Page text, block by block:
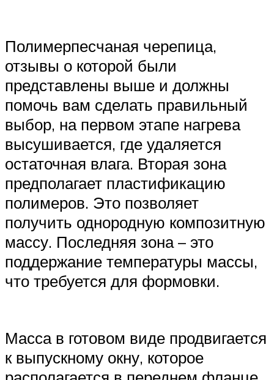
Полимерпесчаная черепица,
отзывы о которой были
представлены выше и должны
помочь вам сделать правильный
выбор, на первом этапе нагрева
высушивается, где удаляется
остаточная влага. Вторая зона
предполагает пластификацию
полимеров. Это позволяет
получить однородную композитную
массу. Последняя зона – это
поддержание температуры массы,
что требуется для формовки.
Масса в готовом виде продвигается
к выпускному окну, которое